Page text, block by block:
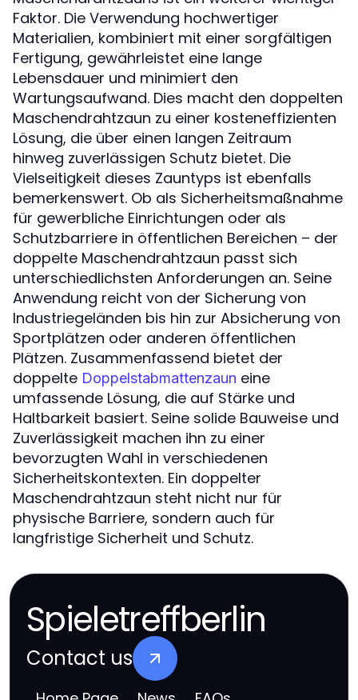
Faktor. Die Verwendung hochwertiger
Materialien, kombiniert mit einer sorgfältigen
Fertigung, gewährleistet eine lange
Lebensdauer und minimiert den
Wartungsaufwand. Dies macht den doppelten
Maschendrahtzaun zu einer kosteneffizienten
Lösung, die über einen langen Zeitraum
hinweg zuverlässigen Schutz bietet. Die
Vielseitigkeit dieses Zauntyps ist ebenfalls
bemerkenswert. Ob als Sicherheitsmaßnahme
für gewerbliche Einrichtungen oder als
Schutzbarriere in öffentlichen Bereichen – der
doppelte Maschendrahtzaun passt sich
unterschiedlichsten Anforderungen an. Seine
Anwendung reicht von der Sicherung von
Industriegeländen bis hin zur Absicherung von
Sportplätzen oder anderen öffentlichen
Plätzen. Zusammenfassend bietet der
doppelte Doppelstabmattenzaun eine
umfassende Lösung, die auf Stärke und
Haltbarkeit basiert. Seine solide Bauweise und
Zuverlässigkeit machen ihn zu einer
bevorzugten Wahl in verschiedenen
Sicherheitskontexten. Ein doppelter
Maschendrahtzaun steht nicht nur für
physische Barriere, sondern auch für
langfristige Sicherheit und Schutz.
Spieletreffberlin
Contact us